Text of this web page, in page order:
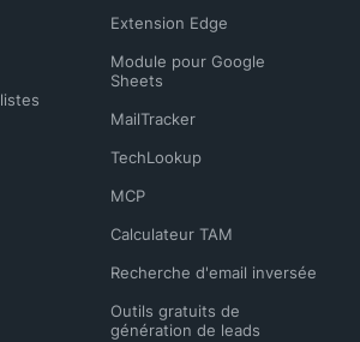
Extension Edge
Module pour Google
Sheets
MailTracker
TechLookup
MCP
Calculateur TAM
Recherche d'email inversée
Outils gratuits de
génération de leads